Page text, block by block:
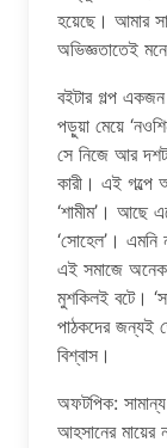
হয়েছে। আমার
অভিজ্ঞতাতেই
বইটার গল্প
পড়ুয়া মেয়ে
সে নিজে আর
কারী। এই গল্পে
‘শামীম’। আছে
‘সোহেল’। এমনি
এই সমাজে অনেক
মুশকিলই বটে।
পাঠকদের জন্যই
বিশ্বাস।
অফটপিক:
আহসানের মায়ের